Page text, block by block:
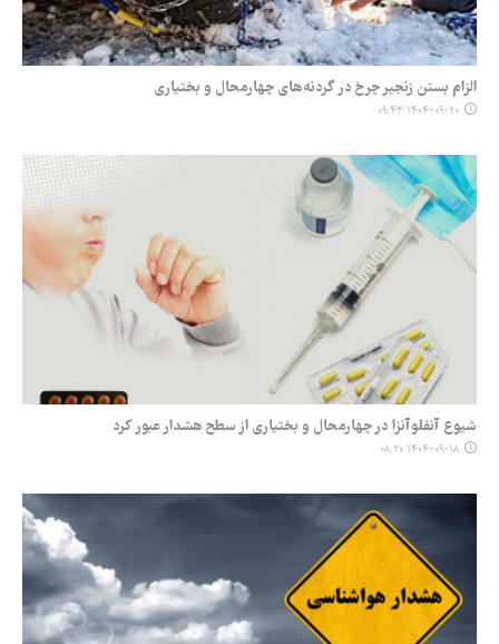
الزام بستن زنجیر چرخ در گردنه‌های چهارمحال و بختیاری
۱۴۰۴-۰۹-۲۰ ۰۹:۴۳
شیوع آنفلوآنزا در چهارمحال و بختیاری از سطح هشدار عبور کرد
۱۴۰۴-۰۹-۱۸ ۰۸:۲۰